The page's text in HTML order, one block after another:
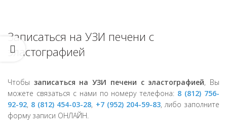
Записаться на УЗИ печени с
эластографией
Чтобы записаться на УЗИ печени с эластографией, Вы
можете связаться с нами по номеру телефона: 8 (812) 756-
92-92, 8 (812) 454-03-28, +7 (952) 204-59-83, либо заполните
форму записи ОНЛАЙН.